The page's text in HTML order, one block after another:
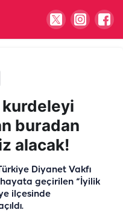
kurdeleyi
buradan
alacak!
Diyanet Vakfı
geçirilen “İyilik
ilçesinde
tarih ve saat